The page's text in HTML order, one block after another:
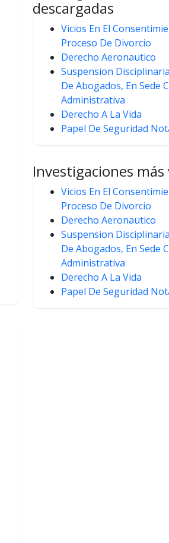
descargadas
Vicios En El
Proceso De Divorcio
Derecho Aeronautico
Suspension
De Abogados, En Sede
Administrativa
Derecho A La Vida
Papel De Seguridad
Investigaciones
Vicios En El
Proceso De Divorcio
Derecho Aeronautico
Suspension
De Abogados, En Sede
Administrativa
Derecho A La Vida
Papel De Seguridad